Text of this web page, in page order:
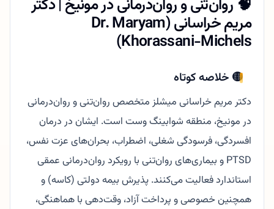
🧠 روان‌تنی و روان‌درمانی در مونیخ | دکتر
مریم خراسانی (Dr. Maryam
Khorassani-Michels)
🟡 خلاصه کوتاه
دکتر مریم خراسانی میشلز متخصص روان‌تنی و روان‌درمانی
در مونیخ، منطقه شوابینگ وست است. ایشان در درمان
افسردگی، فرسودگی شغلی، اضطراب، بحران‌های عزت نفس،
PTSD و بیماری‌های روان‌تنی با رویکرد روان‌درمانی عمقی
استاندارد فعالیت می‌کنند. پذیرش بیمه دولتی (کاسه) و
همچنین خصوصی و پرداخت آزاد، وقت‌دهی با هماهنگی،